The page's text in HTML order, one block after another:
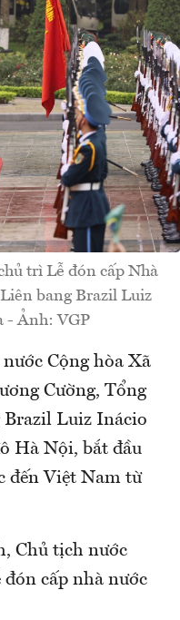
trì Lễ đón cấp Nhà
bang Brazil Luiz
- Ảnh: VGP
Cộng hòa Xã
Cường, Tổng
Brazil Luiz Inácio
Hà Nội, bắt đầu
đến Việt Nam từ
Chủ tịch nước
cấp nhà nước